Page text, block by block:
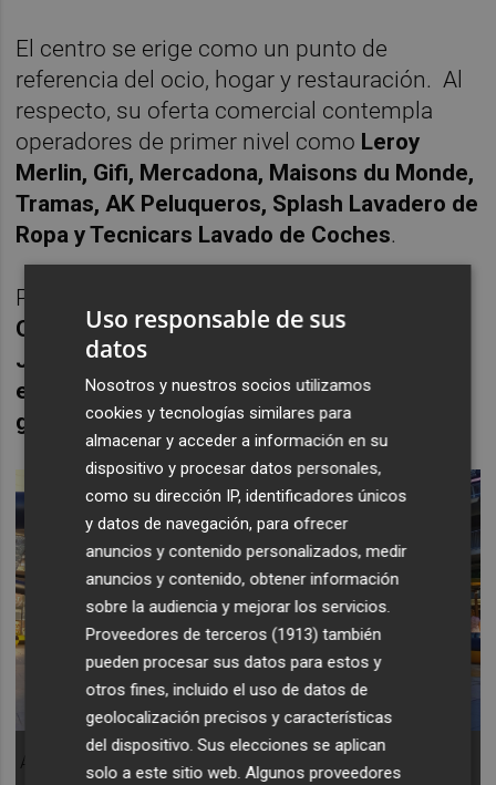
El centro se erige como un punto de
referencia del ocio, hogar y restauración. Al
respecto, su oferta comercial contempla
operadores de primer nivel como Leroy
Merlin, Gifi, Mercadona, Maisons du Monde,
Tramas, AK Peluqueros, Splash Lavadero de
Ropa y Tecnicars Lavado de Coches.
Por su parte, en ocio cuenta con la cadena
Ocine Premium, el parque infantil de
Jumper, Mini Golf, una pista de hielo, un
espacio para karts y bumpers y el
gimnasio de Keasy Fit.
Actividades en Estepark.
Uso responsable de sus
datos
Nosotros y nuestros socios utilizamos
cookies y tecnologías similares para
almacenar y acceder a información en su
dispositivo y procesar datos personales,
como su dirección IP, identificadores únicos
y datos de navegación, para ofrecer
anuncios y contenido personalizados, medir
anuncios y contenido, obtener información
sobre la audiencia y mejorar los servicios.
Proveedores de terceros (1913) también
pueden procesar sus datos para estos y
otros fines, incluido el uso de datos de
geolocalización precisos y características
del dispositivo. Sus elecciones se aplican
solo a este sitio web. Algunos proveedores